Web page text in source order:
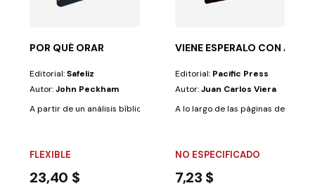
POR QUÉ ORAR
Editorial:Safeliz
Autor:John Peckham
A partir de un análisis bíblico y teológico profundo, este libro examina
FLEXIBLE
23,40 $
VIENE ESPERALO CON
Editorial: Pacific Press
Autor:Juan Carlos Viera
A lo largo de las páginas de este
NO ESPECIFICADO
7,23 $